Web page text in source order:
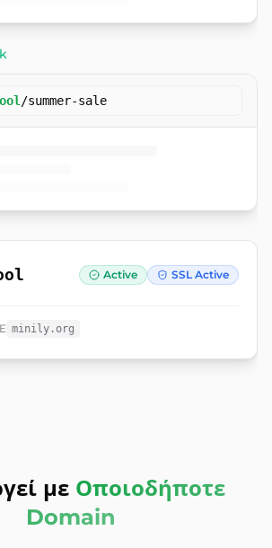
/summer-sale
Active SSL Active
minily.org
με Οποιοδήποτε
Domain